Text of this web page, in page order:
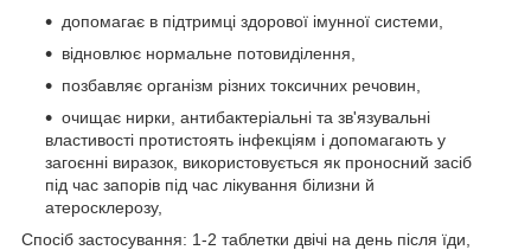
допомагає в підтримці здорової імунної системи,
відновлює нормальне потовиділення,
позбавляє організм різних токсичних речовин,
очищає нирки, антибактеріальні та зв'язувальні
властивості протистоять інфекціям і допомагають у
загоєнні виразок, використовується як проносний засіб
під час запорів під час лікування білизни й
атеросклерозу,
Спосіб застосування: 1-2 таблетки двічі на день після їди,